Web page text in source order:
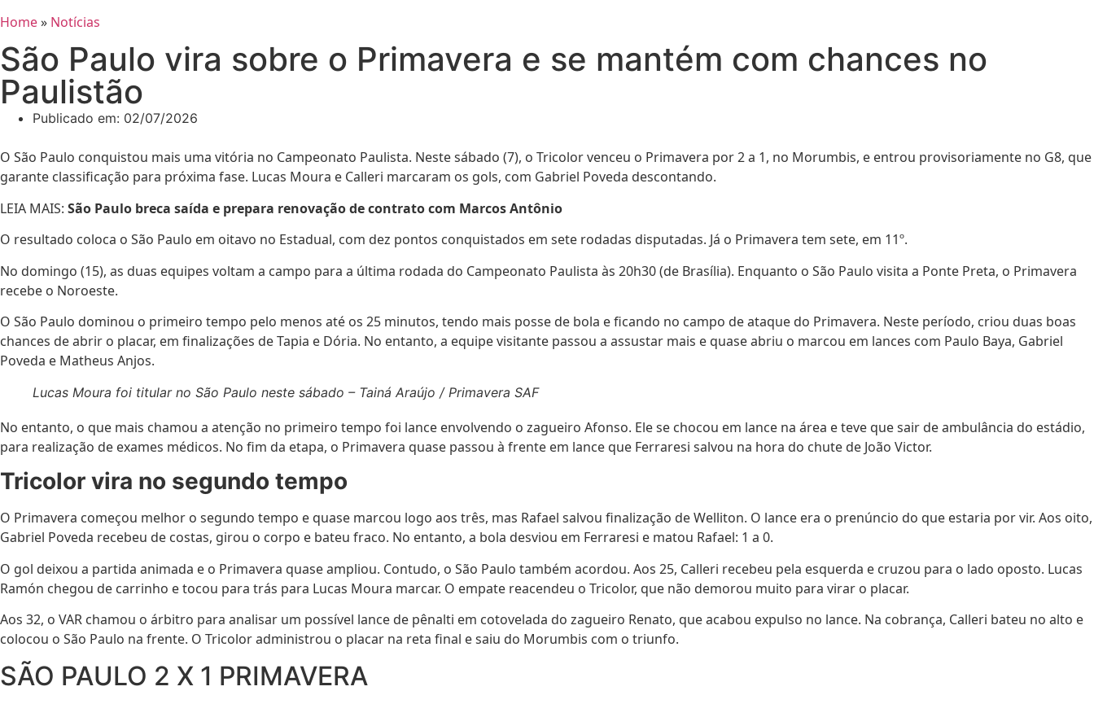
Home» Notícias
São Paulo vira sobre o Primavera e se mantém com chances no
Paulistão
Publicado em: 02/07/2026
O São Paulo conquistou mais uma vitória no Campeonato Paulista. Neste sábado (7), o Tricolor venceu o Primavera por 2 a 1, no Morumbis, e entrou provisoriamente no G8, que
garante classificação para próxima fase. Lucas Moura e Calleri marcaram os gols, com Gabriel Poveda descontando.
LEIA MAIS: São Paulo breca saída e prepara renovação de contrato com Marcos Antônio
O resultado coloca o São Paulo em oitavo no Estadual, com dez pontos conquistados em sete rodadas disputadas. Já o Primavera tem sete, em 11º.
No domingo (15), as duas equipes voltam a campo para a última rodada do Campeonato Paulista às 20h30 (de Brasília). Enquanto o São Paulo visita a Ponte Preta, o Primavera
recebe o Noroeste.
O São Paulo dominou o primeiro tempo pelo menos até os 25 minutos, tendo mais posse de bola e ficando no campo de ataque do Primavera. Neste período, criou duas boas
chances de abrir o placar, em finalizações de Tapia e Dória. No entanto, a equipe visitante passou a assustar mais e quase abriu o marcou em lances com Paulo Baya, Gabriel
Poveda e Matheus Anjos.
Lucas Moura foi titular no São Paulo neste sábado – Tainá Araújo / Primavera SAF
No entanto, o que mais chamou a atenção no primeiro tempo foi lance envolvendo o zagueiro Afonso. Ele se chocou em lance na área e teve que sair de ambulância do estádio,
para realização de exames médicos. No fim da etapa, o Primavera quase passou à frente em lance que Ferraresi salvou na hora do chute de João Victor.
Tricolor vira no segundo tempo
O Primavera começou melhor o segundo tempo e quase marcou logo aos três, mas Rafael salvou finalização de Welliton. O lance era o prenúncio do que estaria por vir. Aos oito,
Gabriel Poveda recebeu de costas, girou o corpo e bateu fraco. No entanto, a bola desviou em Ferraresi e matou Rafael: 1 a 0.
O gol deixou a partida animada e o Primavera quase ampliou. Contudo, o São Paulo também acordou. Aos 25, Calleri recebeu pela esquerda e cruzou para o lado oposto. Lucas
Ramón chegou de carrinho e tocou para trás para Lucas Moura marcar. O empate reacendeu o Tricolor, que não demorou muito para virar o placar.
Aos 32, o VAR chamou o árbitro para analisar um possível lance de pênalti em cotovelada do zagueiro Renato, que acabou expulso no lance. Na cobrança, Calleri bateu no alto e
colocou o São Paulo na frente. O Tricolor administrou o placar na reta final e saiu do Morumbis com o triunfo.
SÃO PAULO 2 X 1 PRIMAVERA